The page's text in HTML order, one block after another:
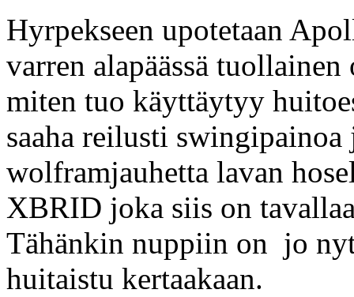
Hyrpekseen upotetaan
varren alapäässä
miten tuo käyttäytyy
saaha reilusti
wolframjauhetta lavan
XBRID joka siis on
Tähänkin nuppiin on jo
huitaistu kertaakaan.